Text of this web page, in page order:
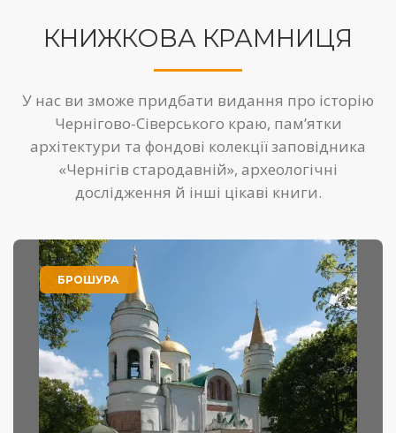
КНИЖКОВА КРАМНИЦЯ
У нас ви зможе придбати видання про історію
Чернігово-Сіверського краю, пам’ятки
архітектури та фондові колекції заповідника
«Чернігів стародавній», археологічні
дослідження й інші цікаві книги.
БРОШУРА